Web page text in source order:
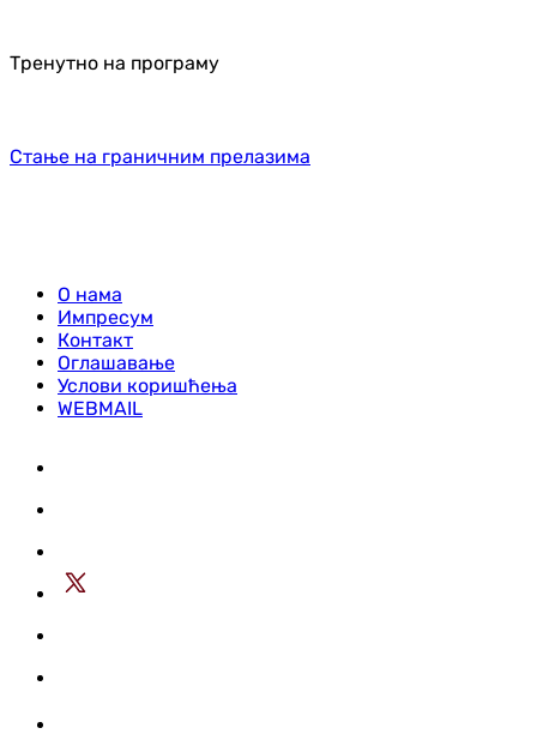
Тренутно на програму
Стање на граничним прелазима
О нама
Импресум
Контакт
Оглашавање
Услови коришћења
WEBMAIL